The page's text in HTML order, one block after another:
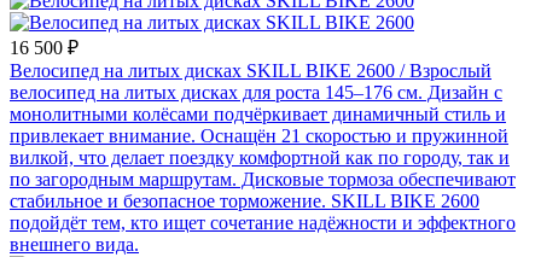
16 500 ₽
Велосипед на литых дисках SKILL BIKE 2600 / Взрослый
велосипед на литых дисках для роста 145–176 см. Дизайн с
монолитными колёсами подчёркивает динамичный стиль и
привлекает внимание. Оснащён 21 скоростью и пружинной
вилкой, что делает поездку комфортной как по городу, так и
по загородным маршрутам. Дисковые тормоза обеспечивают
стабильное и безопасное торможение. SKILL BIKE 2600
подойдёт тем, кто ищет сочетание надёжности и эффектного
внешнего вида.